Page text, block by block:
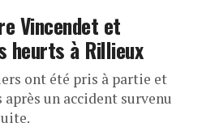
Vincendet et
heurts à Rillieux
ont été pris à partie et
un accident survenu